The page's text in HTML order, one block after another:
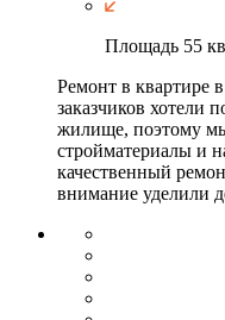
Площадь 55
Ремонт в квартире
заказчиков хотели
жилище, поэтому
стройматериалы и
качественный
внимание уделили